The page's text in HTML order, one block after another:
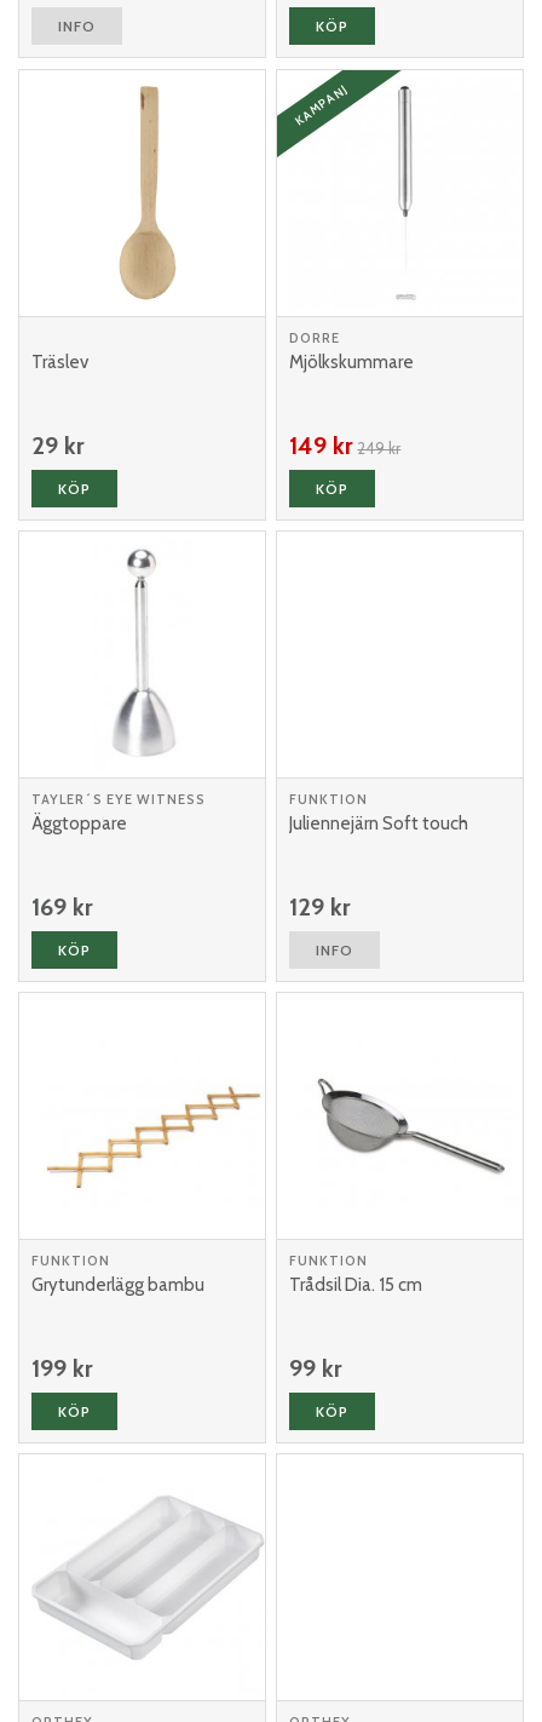
INFO KÖP
Träslev
29 kr
KÖP
DORRE
Mjölkskummare
KAMPANJ
149 kr 249 kr
KÖP
TAYLER´S EYE WITNESS
Äggtoppare
169 kr
KÖP
FUNKTION
Juliennejärn Soft touch
129 kr
INFO
FUNKTION
Grytunderlägg bambu
199 kr
KÖP
FUNKTION
Trådsil Dia. 15 cm
99 kr
KÖP